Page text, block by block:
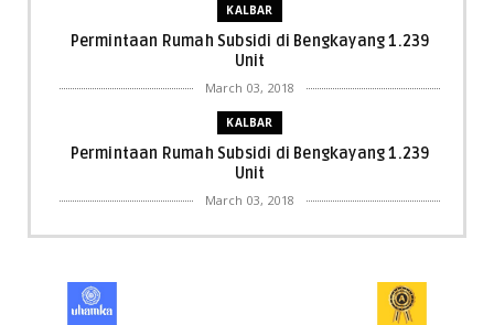
KALBAR
Permintaan Rumah Subsidi di Bengkayang 1.239
Unit
March 03, 2018
KALBAR
Permintaan Rumah Subsidi di Bengkayang 1.239
Unit
March 03, 2018
KALBAR